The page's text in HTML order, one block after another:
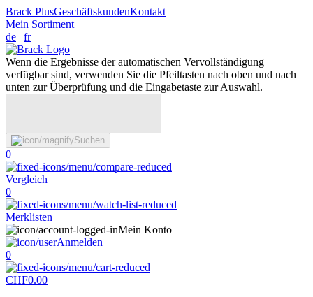
Brack PlusGeschäftskundenKontakt
Mein Sortiment
de | fr
Wenn die Ergebnisse der automatischen Vervollständigung
verfügbar sind, verwenden Sie die Pfeiltasten nach oben und nach
unten zur Überprüfung und die Eingabetaste zur Auswahl.
Suchen
0
Vergleich
0
Merklisten
Mein Konto
Anmelden
0
CHF0.00